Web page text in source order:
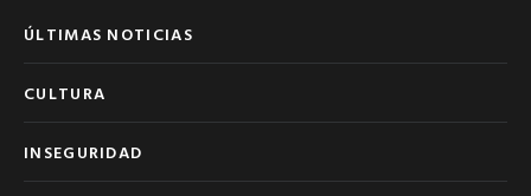
ÚLTIMAS NOTICIAS
CULTURA
INSEGURIDAD